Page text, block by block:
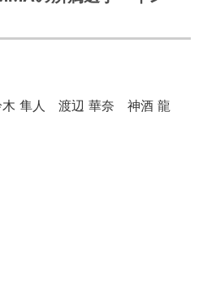
隼人 渡辺 華奈 神酒 龍